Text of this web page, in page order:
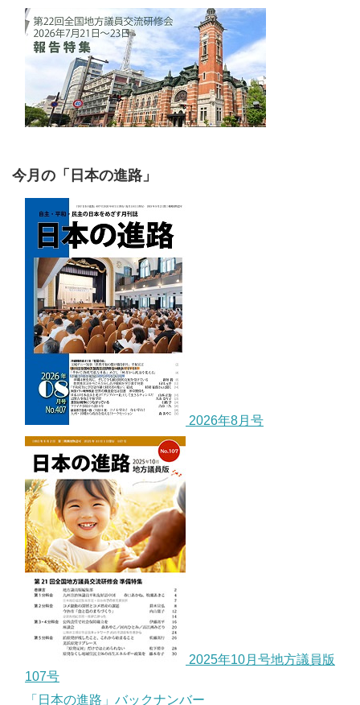
今月の「日本の進路」
2026年8月号
2025年10月号地方議員版
107号
「日本の進路」バックナンバー